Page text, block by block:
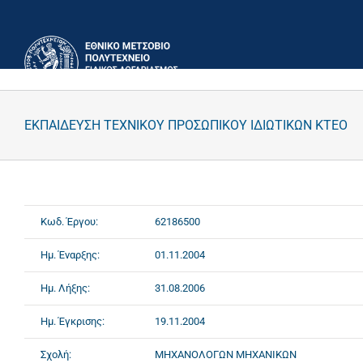
περιεχόμενο
ΕΚΠΑΙΔΕΥΣΗ ΤΕΧΝΙΚΟΥ ΠΡΟΣΩΠΙΚΟΥ ΙΔΙΩΤΙΚΩΝ ΚΤΕΟ
Κωδ. Έργου: 62186500
Ημ. Έναρξης: 01.11.2004
Ημ. Λήξης: 31.08.2006
Ημ. Έγκρισης: 19.11.2004
Σχολή: ΜΗΧΑΝΟΛΟΓΩΝ ΜΗΧΑΝΙΚΩΝ